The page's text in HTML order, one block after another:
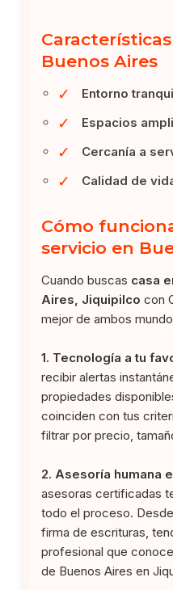
Buenos Aires
✓ Entorno
✓ Espacios
✓ Cercanía a
✓ Calidad de
Cómo
servicio en
Cuando buscas casa
Aires, Jiquipilco con
mejor de ambos
1. Tecnología a tu
recibir alertas
propiedades
coinciden con tus
filtrar por precio,
2. Asesoría humana
asesoras certificadas
todo el proceso.
firma de escrituras,
profesional que
de Buenos Aires en